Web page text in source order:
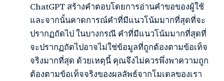
ChatGPT สร้างคำตอบโดยการอ่านคำขอของผู้ใช้
และจากนั้นคาดการณ์คำที่มีแนวโน้มมากที่สุดที่จะ
ปรากฏถัดไป ในบางกรณี คำที่มีแนวโน้มมากที่สุดที่
จะปรากฏถัดไปอาจไม่ใช่ข้อมูลที่ถูกต้องตามข้อเท็จ
จริงมากที่สุด ด้วยเหตุนี้ คุณจึงไม่ควรพึ่งพาความถูก
ต้องตามข้อเท็จจริงของผลลัพธ์จากโมเดลของเรา